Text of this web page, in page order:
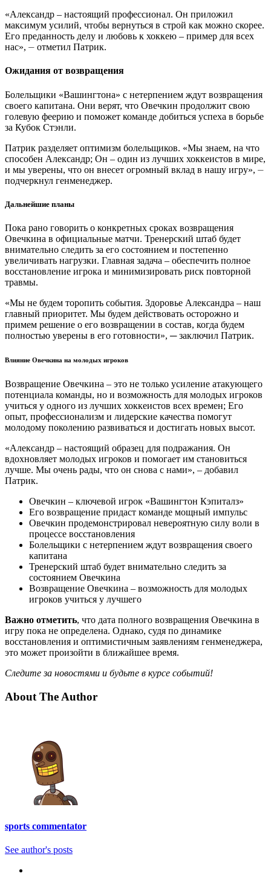
«Александр – настоящий профессионал. Он приложил
максимум усилий, чтобы вернуться в строй как можно скорее.
Его преданность делу и любовь к хоккею – пример для всех
нас», ⏤ отметил Патрик.
Ожидания от возвращения
Болельщики «Вашингтона» с нетерпением ждут возвращения
своего капитана. Они верят, что Овечкин продолжит свою
голевую феерию и поможет команде добиться успеха в борьбе
за Кубок Стэнли.
Патрик разделяет оптимизм болельщиков. «Мы знаем, на что
способен Александр; Он – один из лучших хоккеистов в мире,
и мы уверены, что он внесет огромный вклад в нашу игру», ⏤
подчеркнул генменеджер.
Дальнейшие планы
Пока рано говорить о конкретных сроках возвращения
Овечкина в официальные матчи. Тренерский штаб будет
внимательно следить за его состоянием и постепенно
увеличивать нагрузки. Главная задача – обеспечить полное
восстановление игрока и минимизировать риск повторной
травмы.
«Мы не будем торопить события. Здоровье Александра – наш
главный приоритет. Мы будем действовать осторожно и
примем решение о его возвращении в состав, когда будем
полностью уверены в его готовности», ─ заключил Патрик.
Влияние Овечкина на молодых игроков
Возвращение Овечкина – это не только усиление атакующего
потенциала команды, но и возможность для молодых игроков
учиться у одного из лучших хоккеистов всех времен; Его
опыт, профессионализм и лидерские качества помогут
молодому поколению развиваться и достигать новых высот.
«Александр – настоящий образец для подражания. Он
вдохновляет молодых игроков и помогает им становиться
лучше. Мы очень рады, что он снова с нами», – добавил
Патрик.
Овечкин – ключевой игрок «Вашингтон Кэпиталз»
Его возвращение придаст команде мощный импульс
Овечкин продемонстрировал невероятную силу воли в
процессе восстановления
Болельщики с нетерпением ждут возвращения своего
капитана
Тренерский штаб будет внимательно следить за
состоянием Овечкина
Возвращение Овечкина – возможность для молодых
игроков учиться у лучшего
Важно отметить, что дата полного возвращения Овечкина в
игру пока не определена. Однако, судя по динамике
восстановления и оптимистичным заявлениям генменеджера,
это может произойти в ближайшее время.
Следите за новостями и будьте в курсе событий!
About The Author
sports commentator
See author's posts